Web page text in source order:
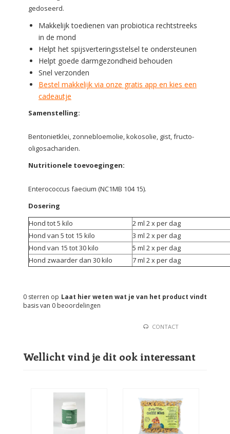
gedoseerd.
Makkelijk toedienen van probiotica rechtstreeks
in de mond
Helpt het spijsverteringsstelsel te ondersteunen
Helpt goede darmgezondheid behouden
Snel verzonden
Bestel makkelijk via onze gratis app en kies een
cadeautje
Samenstelling:
Bentonietklei, zonnebloemolie, kokosolie, gist, fructo-
oligosachariden.
Nutritionele toevoegingen:
Enterococcus faecium (NC1MB 104 15).
Dosering
Hond tot 5 kilo
2 ml 2 x per dag
Hond van 5 tot 15 kilo
3 ml 2 x per dag
Hond van 15 tot 30 kilo
5 ml 2 x per dag
Hond zwaarder dan 30 kilo
7 ml 2 x per dag
Laat hier weten wat je van het product vindt
0 sterren op
basis van 0 beoordelingen
CONTACT
Wellicht vind je dit ook interessant